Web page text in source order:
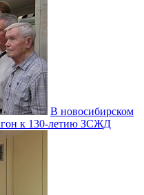
В новосибирском
к 130-летию ЗСЖД